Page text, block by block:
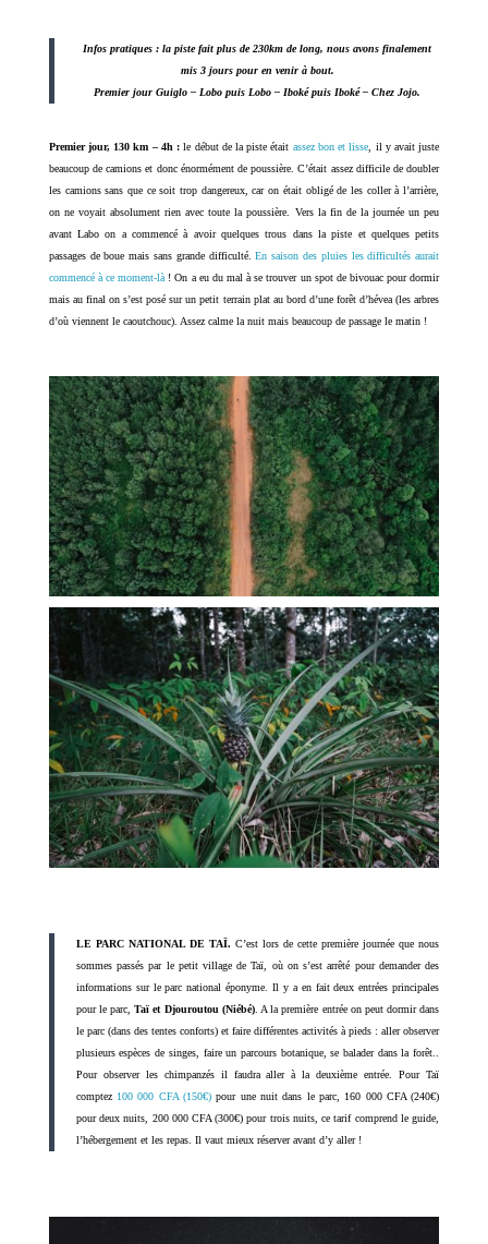
Infos pratiques : la piste fait plus de 230km de long, nous avons finalement
mis 3 jours pour en venir à bout.
Premier jour Guiglo – Lobo puis Lobo – Iboké puis Iboké – Chez Jojo.
Premier jour, 130 km – 4h : le début de la piste était assez bon et lisse , il y avait juste
beaucoup de camions et donc énormément de poussière. C’était assez difficile de doubler
les camions sans que ce soit trop dangereux, car on était obligé de les coller à l’arrière,
on ne voyait absolument rien avec toute la poussière. Vers la fin de la journée un peu
avant Labo on a commencé à avoir quelques trous dans la piste et quelques petits
passages de boue mais sans grande difficulté.En saison des pluies les difficultés aurait
commencé à ce moment-là ! On a eu du mal à se trouver un spot de bivouac pour dormir
mais au final on s’est posé sur un petit terrain plat au bord d’une forêt d’hévea (les arbres
d’où viennent le caoutchouc). Assez calme la nuit mais beaucoup de passage le matin !
LE PARC NATIONAL DE TAÏ. C’est lors de cette première journée que nous
sommes passés par le petit village de Taï, où on s’est arrêté pour demander des
informations sur le parc national éponyme. Il y a en fait deux entrées principales
pour le parc,Taï et Djouroutou (Niébé). A la première entrée on peut dormir dans
le parc (dans des tentes conforts) et faire différentes activités à pieds : aller observer
plusieurs espèces de singes, faire un parcours botanique, se balader dans la forêt..
Pour observer les chimpanzés il faudra aller à la deuxième entrée. Pour Taï
comptez 100 000 CFA (150€) pour une nuit dans le parc, 160 000 CFA (240€)
pour deux nuits, 200 000 CFA (300€) pour trois nuits, ce tarif comprend le guide,
l’hébergement et les repas. Il vaut mieux réserver avant d’y aller !